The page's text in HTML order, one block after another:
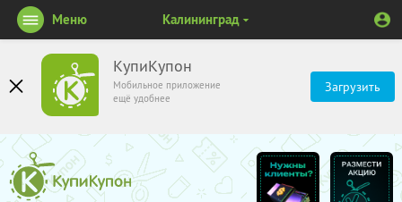
КупиКупон
Мобильное приложение
ещё удобнее
Загрузить
Меню Калининград